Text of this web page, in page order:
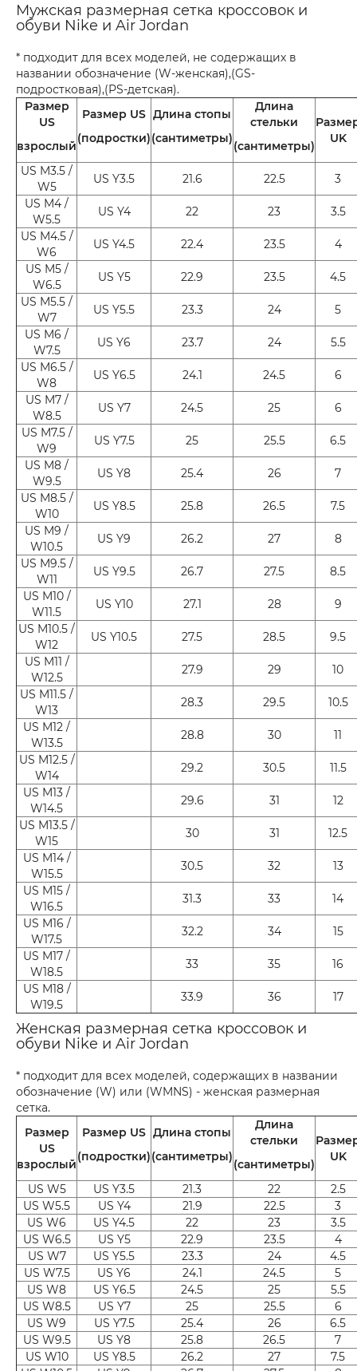
Мужская размерная сетка кроссовок и
обуви Nike и Air Jordan
* подходит для всех моделей, не содержащих в
названии обозначение (W-женская),(GS-
подростковая),(PS-детская).
Размер
US
взрослый
Размер US
(подростки)
Длина стопы
(сантиметры)
Длина
стельки
(сантиметры)
UK
US M3.5 /
W5
US Y3.5 21.6 22.5
3
US M4 /
W5.5
US Y4 22 23
3.5
US M4.5 /
W6
US Y4.5 22.4 23.5
4
US M5 /
W6.5
US Y5 22.9 23.5
4.5
US M5.5 /
W7
US Y5.5 23.3 24
5
US M6 /
W7.5
US Y6 23.7 24
5.5
US M6.5 /
W8
US Y6.5 24.1 24.5
6
US M7 /
W8.5
US Y7 24.5 25
6
US M7.5 /
W9
US Y7.5 25 25.5
6.5
US M8 /
W9.5
US Y8 25.4 26
7
US M8.5 /
W10
US Y8.5 25.8 26.5
7.5
US M9 /
W10.5
US Y9 26.2 27
8
US M9.5 /
W11
US Y9.5 26.7 27.5
8.5
US M10 /
W11.5
US Y10 27.1 28
9
US M10.5 /
W12
US Y10.5 27.5 28.5
9.5
US M11 /
W12.5
27.9 29
10
US M11.5 /
W13
28.3 29.5
10.5
US M12 /
W13.5
28.8 30
11
US M12.5 /
W14
29.2 30.5
11.5
US M13 /
W14.5
29.6 31
12
US M13.5 /
W15
30 31
12.5
US M14 /
W15.5
30.5 32
13
US M15 /
W16.5
31.3 33
14
US M16 /
W17.5
32.2 34
15
US M17 /
W18.5
33 35
16
US M18 /
W19.5
33.9 36 17
Женская размерная сетка кроссовок и
обуви Nike и Air Jordan
* подходит для всех моделей, содержащих в названии
обозначение (W) или (WMNS) - женская размерная
сетка.
Размер
US
взрослый
Размер US
(подростки)
Длина стопы
(сантиметры)
Длина
стельки
(сантиметры)
UK
US W5 US Y3.5 21.3 22
2.5
US W5.5
US Y4 21.9 22.5
3
US W6
US Y4.5 22 23
3.5
US W6.5
US Y5 22.9 23.5
4
US W7
US Y5.5 23.3 24
4.5
US W7.5
US Y6 24.1 24.5
5
US W8
US Y6.5 24.5 25
5.5
US W8.5
US Y7 25 25.5
6
US W9
US Y7.5 25.4 26
6.5
US W9.5
US Y8 25.8 26.5
7
US W10
US Y8.5 26.2 27
7.5